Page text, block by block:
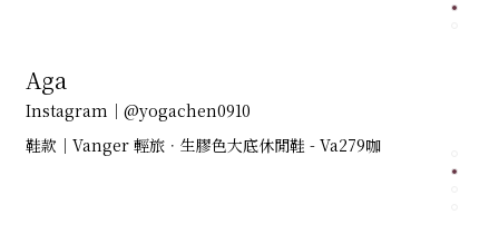
Aga
Instagram｜@yogachen0910
鞋款｜Vanger 輕旅．生膠色大底休閒鞋 - Va279咖